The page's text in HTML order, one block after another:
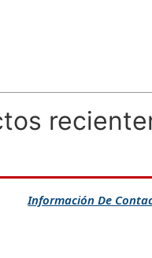
Información De